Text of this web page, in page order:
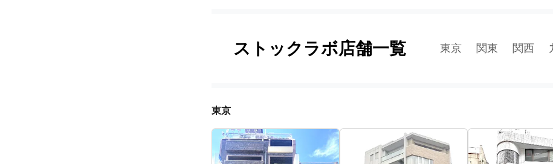
ストックラボ店舗一覧 東京 関東 関西
東京